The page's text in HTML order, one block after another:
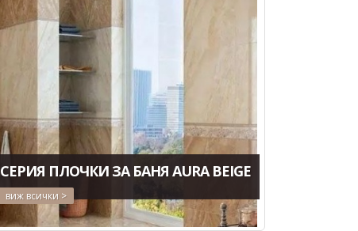
СЕРИЯ ПЛОЧКИ ЗА БАНЯ AURA BEIGE
виж всички >